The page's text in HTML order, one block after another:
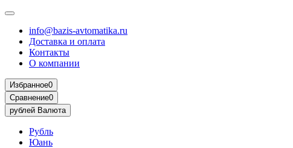
info@bazis-avtomatika.ru
Доставка и оплата
Контакты
О компании
Избранное0
Сравнение0
рублей Валюта
Рубль
Юань